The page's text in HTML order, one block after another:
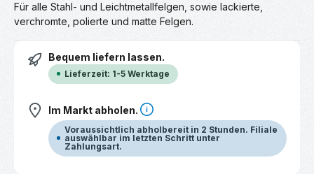
Für alle Stahl- und Leichtmetallfelgen, sowie lackierte,
verchromte, polierte und matte Felgen.
Bequem liefern lassen.
Lieferzeit: 1-5 Werktage
Im Markt abholen.
Voraussichtlich abholbereit in 2 Stunden. Filiale
auswählbar im letzten Schritt unter
Zahlungsart.